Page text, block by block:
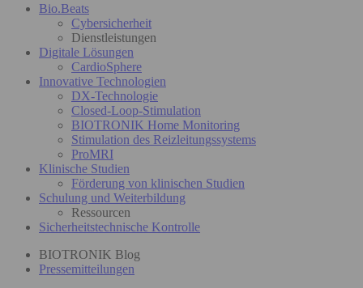
Bio.Beats
Cybersicherheit
Dienstleistungen
Digitale Lösungen
CardioSphere
Innovative Technologien
DX-Technologie
Closed-Loop-Stimulation
BIOTRONIK Home Monitoring
Stimulation des Reizleitungssystems
ProMRI
Klinische Studien
Förderung von klinischen Studien
Schulung und Weiterbildung
Ressourcen
Sicherheitstechnische Kontrolle
BIOTRONIK Blog
Pressemitteilungen